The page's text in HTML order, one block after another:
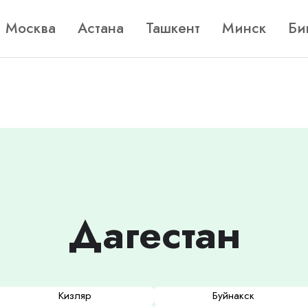
Москва Астана Ташкент Минск
Дагестан
Кизляр
Буйнакск